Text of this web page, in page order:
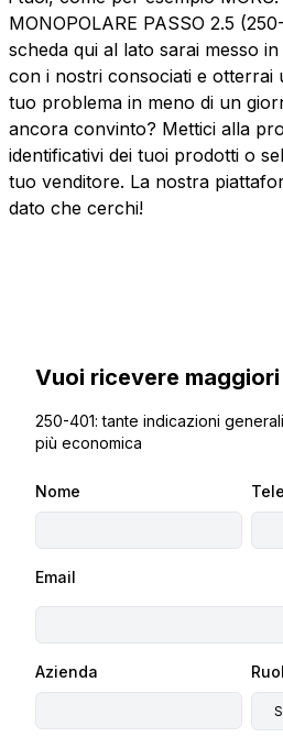
MONOPOLARE PASSO 2.5
scheda qui al lato sarai messo
con i nostri consociati e otterrai
tuo problema in meno di un
ancora convinto? Mettici alla
identificativi dei tuoi prodotti o
tuo venditore. La nostra
dato che cerchi!
Vuoi ricevere
250-401: tante indicazioni
più economica
Nome
Email
Azienda